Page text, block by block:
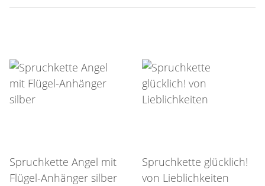
Spruchkette Angel mit
Flügel-Anhänger silber
Spruchkette glücklich!
von Lieblichkeiten